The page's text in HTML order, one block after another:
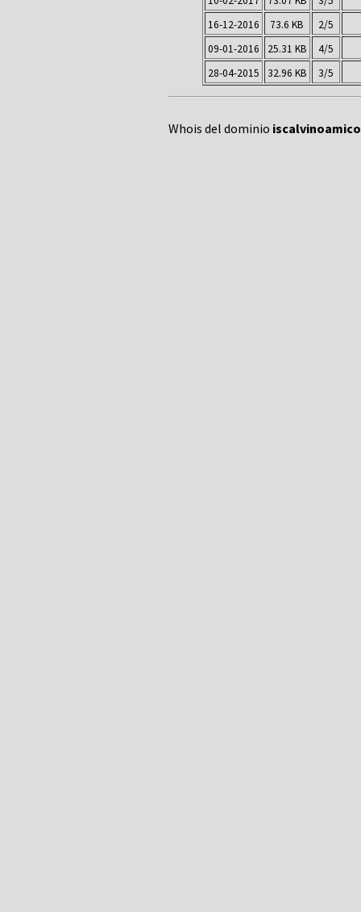
16-12-2016
73.6 KB
2/5
09-01-2016
25.31 KB
4/5
28-04-2015
32.96 KB 3/5
Whois del dominio